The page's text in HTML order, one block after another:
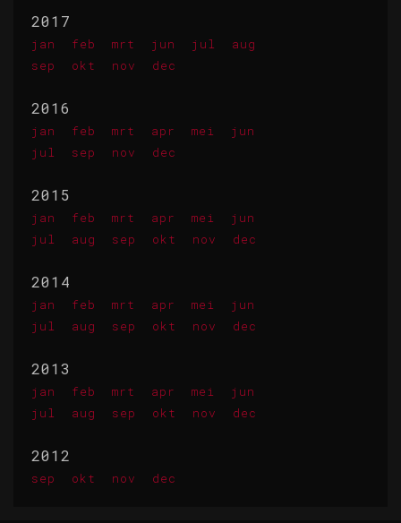
2017
jan feb mrt jun jul
aug
sep
okt nov dec
2016
jan feb mrt apr mei
jun
jul
sep nov dec
2015
jan feb mrt apr mei
jun
jul
aug sep okt nov dec
2014
jan feb mrt apr mei
jun
jul
aug sep okt nov dec
2013
jan feb mrt apr mei
jun
jul
aug sep okt nov dec
2012
sep okt nov dec